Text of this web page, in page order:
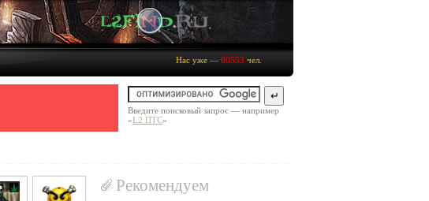
Нас уже — 60553 чел.
Введите поисковый запрос — например
«L2 ПТС»
Рекомендуем